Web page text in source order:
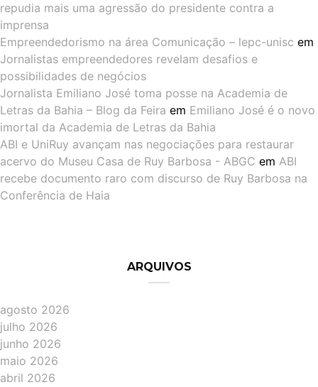
repudia mais uma agressão do presidente contra a
imprensa
Empreendedorismo na área Comunicação – lepc-unisc em
Jornalistas empreendedores revelam desafios e
possibilidades de negócios
Jornalista Emiliano José toma posse na Academia de
Letras da Bahia – Blog da Feira em Emiliano José é o novo
imortal da Academia de Letras da Bahia
ABI e UniRuy avançam nas negociações para restaurar
acervo do Museu Casa de Ruy Barbosa - ABGC em ABI
recebe documento raro com discurso de Ruy Barbosa na
Conferência de Haia
ARQUIVOS
agosto 2026
julho 2026
junho 2026
maio 2026
abril 2026